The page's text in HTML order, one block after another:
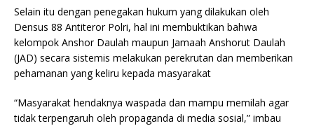
Selain itu dengan penegakan hukum yang dilakukan oleh
Densus 88 Antiteror Polri, hal ini membuktikan bahwa
kelompok Anshor Daulah maupun Jamaah Anshorut Daulah
(JAD) secara sistemis melakukan perekrutan dan memberikan
pehamanan yang keliru kepada masyarakat
“Masyarakat hendaknya waspada dan mampu memilah agar
tidak terpengaruh oleh propaganda di media sosial,” imbau